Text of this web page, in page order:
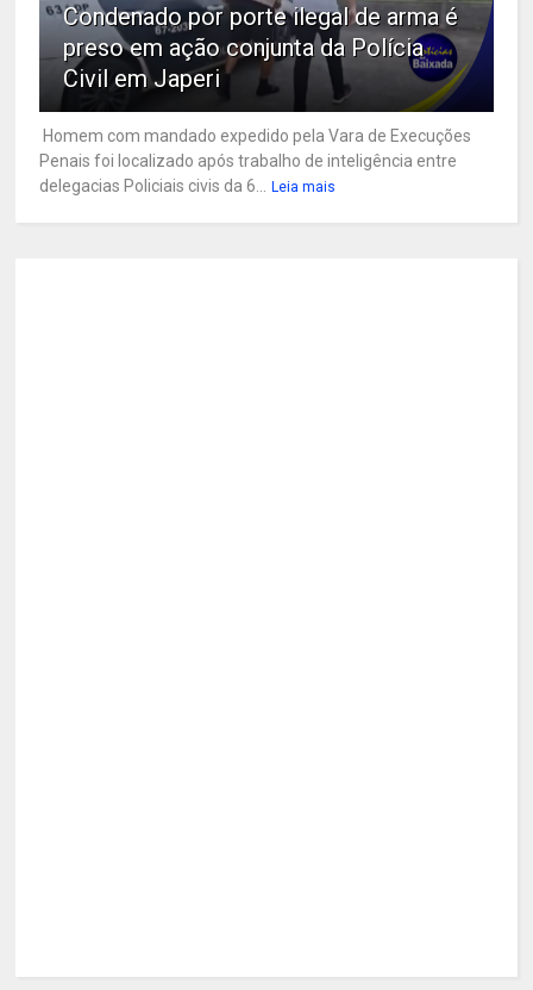
Condenado por porte ilegal de arma é
preso em ação conjunta da Polícia
Civil em Japeri
Homem com mandado expedido pela Vara de Execuções
Penais foi localizado após trabalho de inteligência entre
delegacias Policiais civis da 6...
Leia mais